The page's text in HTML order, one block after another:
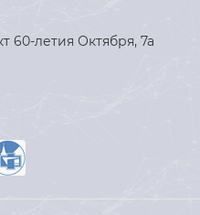
60-летия Октября, 7а